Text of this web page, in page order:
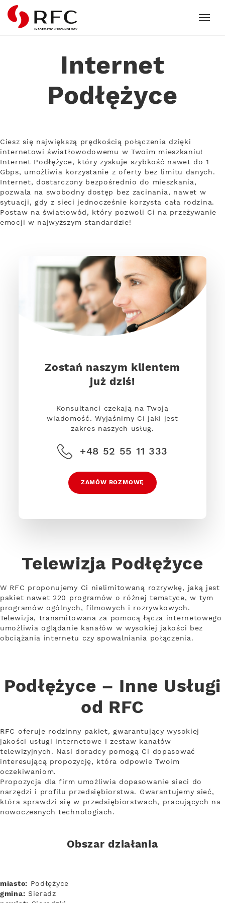
RFC
Internet
Podłężyce
Ciesz się największą prędkością połączenia dzięki
internetowi światłowodowemu w Twoim mieszkaniu!
Internet Podłężyce, który zyskuje szybkość nawet do 1
Gbps, umożliwia korzystanie z oferty bez limitu danych.
Internet, dostarczony bezpośrednio do mieszkania,
pozwala na swobodny dostęp bez zacinania, nawet w
sytuacji, gdy z sieci jednocześnie korzysta cała rodzina.
Postaw na światłowód, który pozwoli Ci na przeżywanie
emocji w najwyższym standardzie!
Zostań naszym klientem
już dziś!
Konsultanci czekają na Twoją
wiadomość. Wyjaśnimy Ci jaki jest
zakres naszych usług.
+48 52 55 11 333
ZAMÓW ROZMOWĘ
Telewizja Podłężyce
W RFC proponujemy Ci nielimitowaną rozrywkę, jaką jest
pakiet nawet 220 programów o różnej tematyce, w tym
programów ogólnych, filmowych i rozrywkowych.
Telewizja, transmitowana za pomocą łącza internetowego
umożliwia oglądanie kanałów w wysokiej jakości bez
obciążania internetu czy spowalniania połączenia.
Podłężyce – Inne Usługi
od RFC
RFC oferuje rodzinny pakiet, gwarantujący wysokiej
jakości usługi internetowe i zestaw kanałów
telewizyjnych. Nasi doradcy pomogą Ci dopasować
interesującą propozycję, która odpowie Twoim
oczekiwaniom.
Propozycja dla firm umożliwia dopasowanie sieci do
narzędzi i profilu przedsiębiorstwa. Gwarantujemy sieć,
która sprawdzi się w przedsiębiorstwach, pracujących na
nowoczesnych technologiach.
Obszar działania
miasto: Podłężyce
gmina: Sieradz